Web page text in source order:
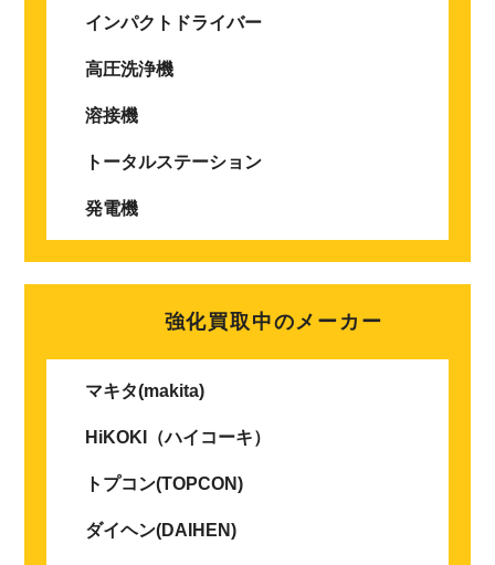
インパクトドライバー
高圧洗浄機
溶接機
トータルステーション
発電機
強化買取中のメーカー
マキタ(makita)
HiKOKI（ハイコーキ）
トプコン(TOPCON)
ダイヘン(DAIHEN)